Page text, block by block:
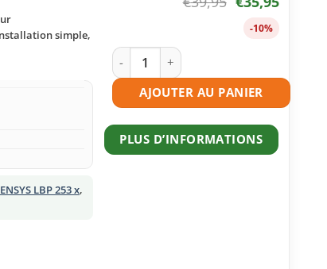
simple,
LBP 253 x,
-10%
quantité de Toner compatible Canon
AJOUTER AU PANIER
PLUS D’INFORMATIONS